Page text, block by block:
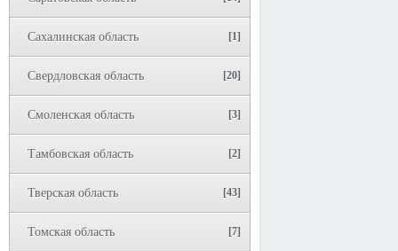
Сахалинская область [1]
Свердловская область [20]
Смоленская область [3]
Тамбовская область [2]
Тверская область [43]
Томская область [7]